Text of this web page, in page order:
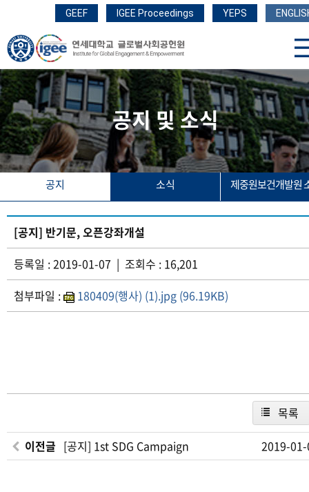
GEEF IGEE Proceedings YEPS
공지 및 소식
공지 소식 제중원보건개발원
[공지] 반기문, 오픈강좌개설
등록일 : 2019-01-07 | 조회수 : 16,201
첨부파일 :
180409(행사) (1).jpg (96.19KB)
목록
이전글 [공지] 1st SDG Campaign 2019-